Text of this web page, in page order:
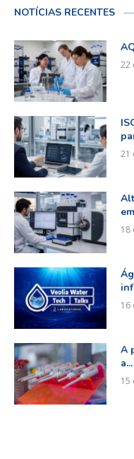
NOTÍCIAS RECENTES
22
21
18
16
A
a...
15